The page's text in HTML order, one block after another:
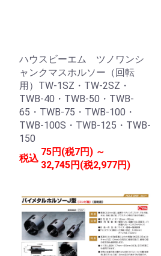
ハウスビーエム ツノワンシ
ャンクマスホルソー（回転
用）TW-1SZ・TW-2SZ・
TWB-40・TWB-50・TWB-
65・TWB-75・TWB-100・
TWB-100S・TWB-125・TWB-
150
税込
75円(税7円) ～
32,745円(税2,977円)